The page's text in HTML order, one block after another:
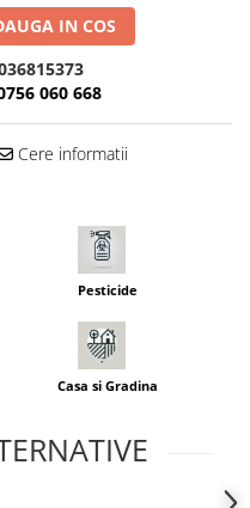
IN COS
060 668
Cere informatii
Pesticide
Casa si Gradina